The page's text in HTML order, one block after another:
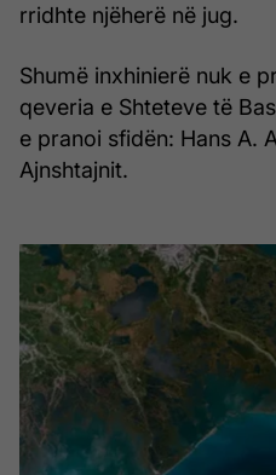
rridhte njëherë në jug.
Shumë inxhinierë nuk e
qeveria e Shteteve të
e pranoi sfidën: Hans A.
Ajnshtajnit.